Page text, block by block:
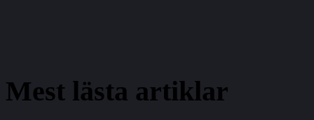
Mest lästa artiklar